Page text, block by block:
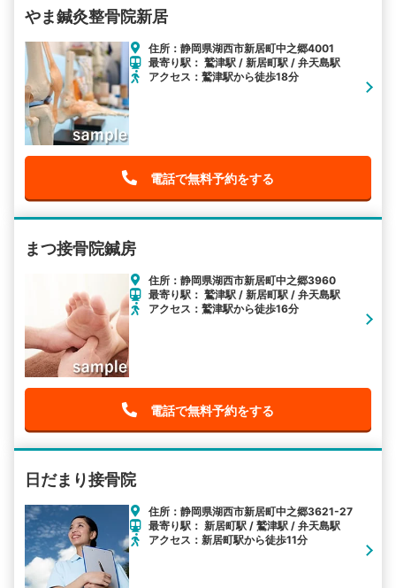
やま鍼灸整骨院新居
住所：静岡県湖西市新居町中之郷4001
最寄り駅： 鷲津駅 / 新居町駅 / 弁天島駅
アクセス：鷲津駅から徒歩18分
電話で無料予約をする
まつ接骨院鍼房
住所：静岡県湖西市新居町中之郷3960
最寄り駅： 鷲津駅 / 新居町駅 / 弁天島駅
アクセス：鷲津駅から徒歩16分
電話で無料予約をする
日だまり接骨院
住所：静岡県湖西市新居町中之郷3621-27
最寄り駅： 新居町駅 / 鷲津駅 / 弁天島駅
アクセス：新居町駅から徒歩11分